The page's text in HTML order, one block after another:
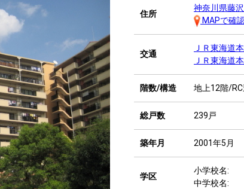
住所
神奈川県藤
MAPで確
交通
ＪＲ東海道
ＪＲ東海道
階数/構造 地上12階/RC
総戸数 239戸
築年月 2001年5月
学区
小学校名:
中学校名: